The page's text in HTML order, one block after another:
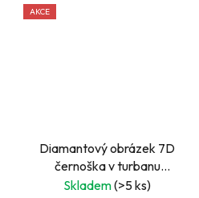
AKCE
Diamantový obrázek 7D
černoška v turbanu
30x40cm
Skladem(>5 ks)